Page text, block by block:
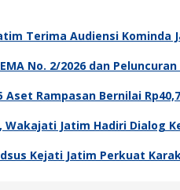
Terima Audiensi Kominda
No. 2/2026 dan
Rampasan Bernilai
Jatim Hadiri Dialog
Kejati Jatim Perkuat